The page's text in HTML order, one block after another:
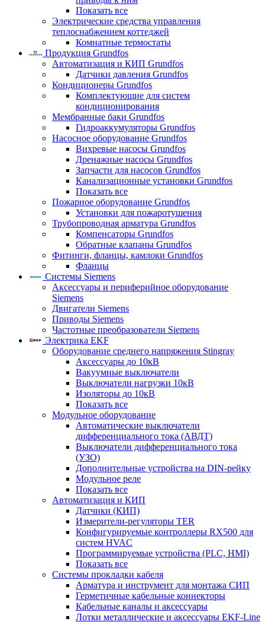
Показать все
Электрические средства управления
теплоснабжением коттеджей
Комнатные термостаты
Продукция Grundfos
Автоматизация и КИП Grundfos
Датчики давления Grundfos
Кондиционеры Grundfos
Комплектующие для систем
кондиционирования
Мембранные баки Grundfos
Гидроаккумуляторы Grundfos
Насосное оборудование Grundfos
Вихревые насосы Grundfos
Дренажные насосы Grundfos
Запчасти для насосов Grundfos
Канализационные установки Grundfos
Показать все
Пожарное оборудование Grundfos
Установки для пожаротушения
Трубопроводная арматура Grundfos
Компенсаторы Grundfos
Обратные клапаны Grundfos
Фитинги, фланцы, камлоки Grundfos
Фланцы
Системы Siemens
Аксессуары и периферийное оборудование
Siemens
Двигатели Siemens
Приводы Siemens
Частотные преобразователи Siemens
Электрика EKF
Оборудование среднего напряжения Stingray
Аксессуары до 10кВ
Вакуумные выключатели
Выключатели нагрузки 10кВ
Изоляторы до 10кВ
Показать все
Модульное оборудование
Автоматические выключатели
дифференциального тока (АВДТ)
Выключатели дифференциального тока
(УЗО)
Дополнительные устройства на DIN-рейку
Модульное реле
Показать все
Автоматизация и КИП
Датчики (КИП)
Измерители-регуляторы TER
Конфигурируемые контроллеры RX500 для
систем HVAC
Программируемые устройства (PLC, HMI)
Показать все
Системы прокладки кабеля
Арматура и инструмент для монтажа СИП
Герметичные кабельные коннекторы
Кабельные каналы и аксессуары
Лотки металлические и аксессуары EKF-Line